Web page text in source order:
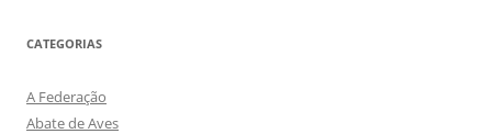
CATEGORIAS
A Federação
Abate de Aves